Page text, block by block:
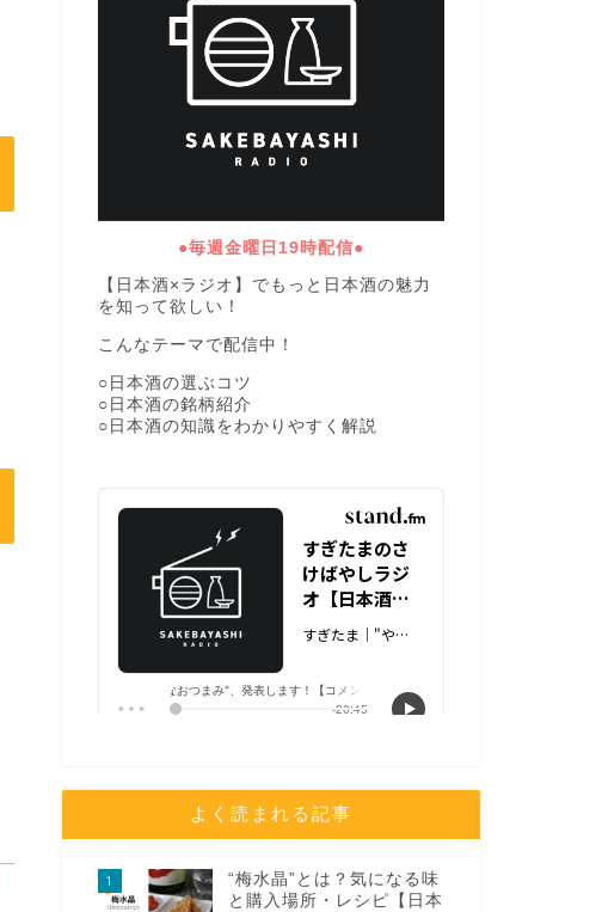
●毎週金曜日19時配信●
【日本酒×ラジオ】でもっと日本酒の魅力
を知って欲しい！
こんなテーマで配信中！
○日本酒の選ぶコツ
○日本酒の銘柄紹介
○日本酒の知識をわかりやすく解説
よく読まれる記事
1
“梅水晶”とは？気になる味
と購入場所・レシピ【日本